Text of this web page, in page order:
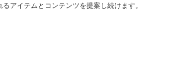
アイテムとコンテンツを提案し続けます。